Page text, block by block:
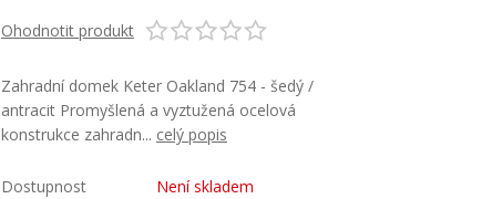
Ohodnotit produkt
Zahradní domek Keter Oakland 754 - šedý /
antracit Promyšlená a vyztužená ocelová
konstrukce zahradn... celý popis
Dostupnost Není skladem